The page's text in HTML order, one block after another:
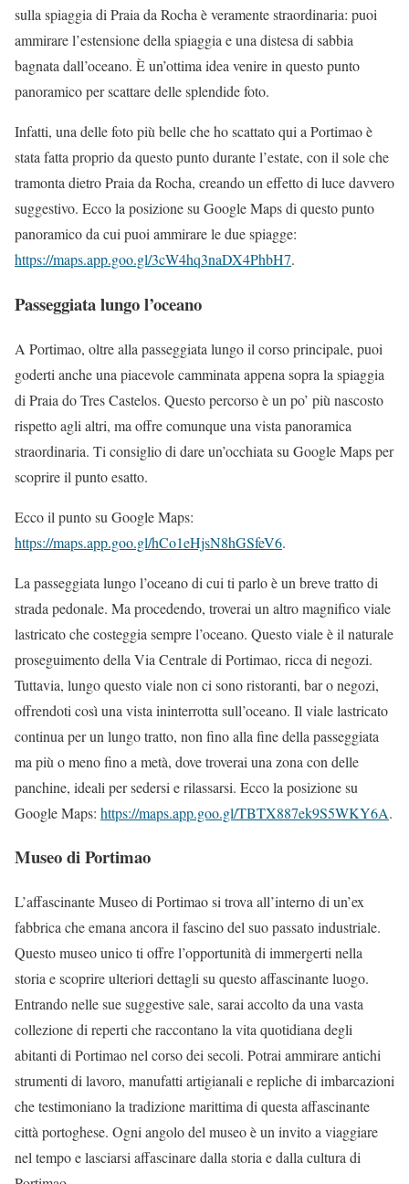
sulla spiaggia di Praia da Rocha è veramente straordinaria: puoi
ammirare l’estensione della spiaggia e una distesa di sabbia
bagnata dall’oceano. È un’ottima idea venire in questo punto
panoramico per scattare delle splendide foto.
Infatti, una delle foto più belle che ho scattato qui a Portimao è
stata fatta proprio da questo punto durante l’estate, con il sole che
tramonta dietro Praia da Rocha, creando un effetto di luce davvero
suggestivo. Ecco la posizione su Google Maps di questo punto
panoramico da cui puoi ammirare le due spiagge:
https://maps.app.goo.gl/3cW4hq3naDX4PhbH7.
Passeggiata lungo l’oceano
A Portimao, oltre alla passeggiata lungo il corso principale, puoi
goderti anche una piacevole camminata appena sopra la spiaggia
di Praia do Tres Castelos. Questo percorso è un po’ più nascosto
rispetto agli altri, ma offre comunque una vista panoramica
straordinaria. Ti consiglio di dare un’occhiata su Google Maps per
scoprire il punto esatto.
Ecco il punto su Google Maps:
https://maps.app.goo.gl/hCo1eHjsN8hGSfeV6.
La passeggiata lungo l’oceano di cui ti parlo è un breve tratto di
strada pedonale. Ma procedendo, troverai un altro magnifico viale
lastricato che costeggia sempre l’oceano. Questo viale è il naturale
proseguimento della Via Centrale di Portimao, ricca di negozi.
Tuttavia, lungo questo viale non ci sono ristoranti, bar o negozi,
offrendoti così una vista ininterrotta sull’oceano. Il viale lastricato
continua per un lungo tratto, non fino alla fine della passeggiata
ma più o meno fino a metà, dove troverai una zona con delle
panchine, ideali per sedersi e rilassarsi. Ecco la posizione su
Google Maps: https://maps.app.goo.gl/TBTX887ek9S5WKY6A.
Museo di Portimao
L’affascinante Museo di Portimao si trova all’interno di un’ex
fabbrica che emana ancora il fascino del suo passato industriale.
Questo museo unico ti offre l’opportunità di immergerti nella
storia e scoprire ulteriori dettagli su questo affascinante luogo.
Entrando nelle sue suggestive sale, sarai accolto da una vasta
collezione di reperti che raccontano la vita quotidiana degli
abitanti di Portimao nel corso dei secoli. Potrai ammirare antichi
strumenti di lavoro, manufatti artigianali e repliche di imbarcazioni
che testimoniano la tradizione marittima di questa affascinante
città portoghese. Ogni angolo del museo è un invito a viaggiare
nel tempo e lasciarsi affascinare dalla storia e dalla cultura di